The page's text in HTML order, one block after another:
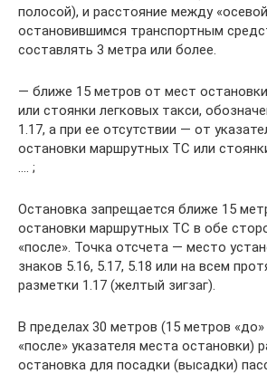
полосой), и расстояние между
остановившимся транспортным
составлять 3 метра или более.
— ближе 15 метров от мест
или стоянки легковых такси,
1.17, а при ее отсутствии — от
остановки маршрутных ТС или
…. ;
Остановка запрещается ближе 15
остановки маршрутных ТС в обе
«после». Точка отсчета — место
знаков 5.16, 5.17, 5.18 или на всем
разметки 1.17 (желтый зигзаг).
В пределах 30 метров (15 метров
«после» указателя места остановки)
остановка для посадки (высадки)